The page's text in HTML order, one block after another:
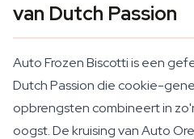
van Dutch Passion
Auto Frozen Biscotti is een
Dutch Passion die cookie-
opbrengsten combineert in
oogst. De kruising van Auto